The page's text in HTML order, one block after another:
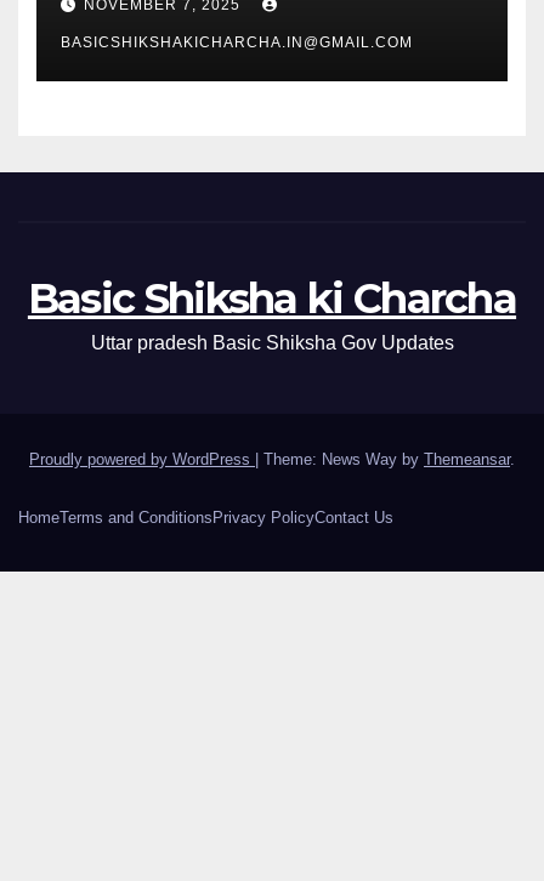
NOVEMBER 7, 2025
BASICSHIKSHAKICHARCHA.IN@GMAIL.COM
Basic Shiksha ki Charcha
Uttar pradesh Basic Shiksha Gov Updates
Proudly powered by WordPress | Theme: News Way by Themeansar.
HomeTerms and Conditions Privacy PolicyContact Us